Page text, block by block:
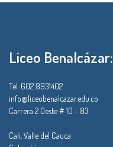
Liceo Benalcázar:
Tel. 602 8931402
info@liceobenalcazar.edu.co
Carrera 2 Oeste # 10 - 83
Cali, Valle del Cauca